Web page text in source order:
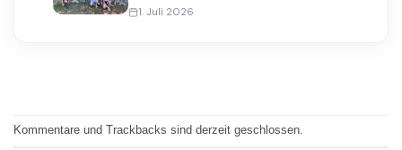
1. Juli 2026
Kommentare und Trackbacks sind derzeit geschlossen.